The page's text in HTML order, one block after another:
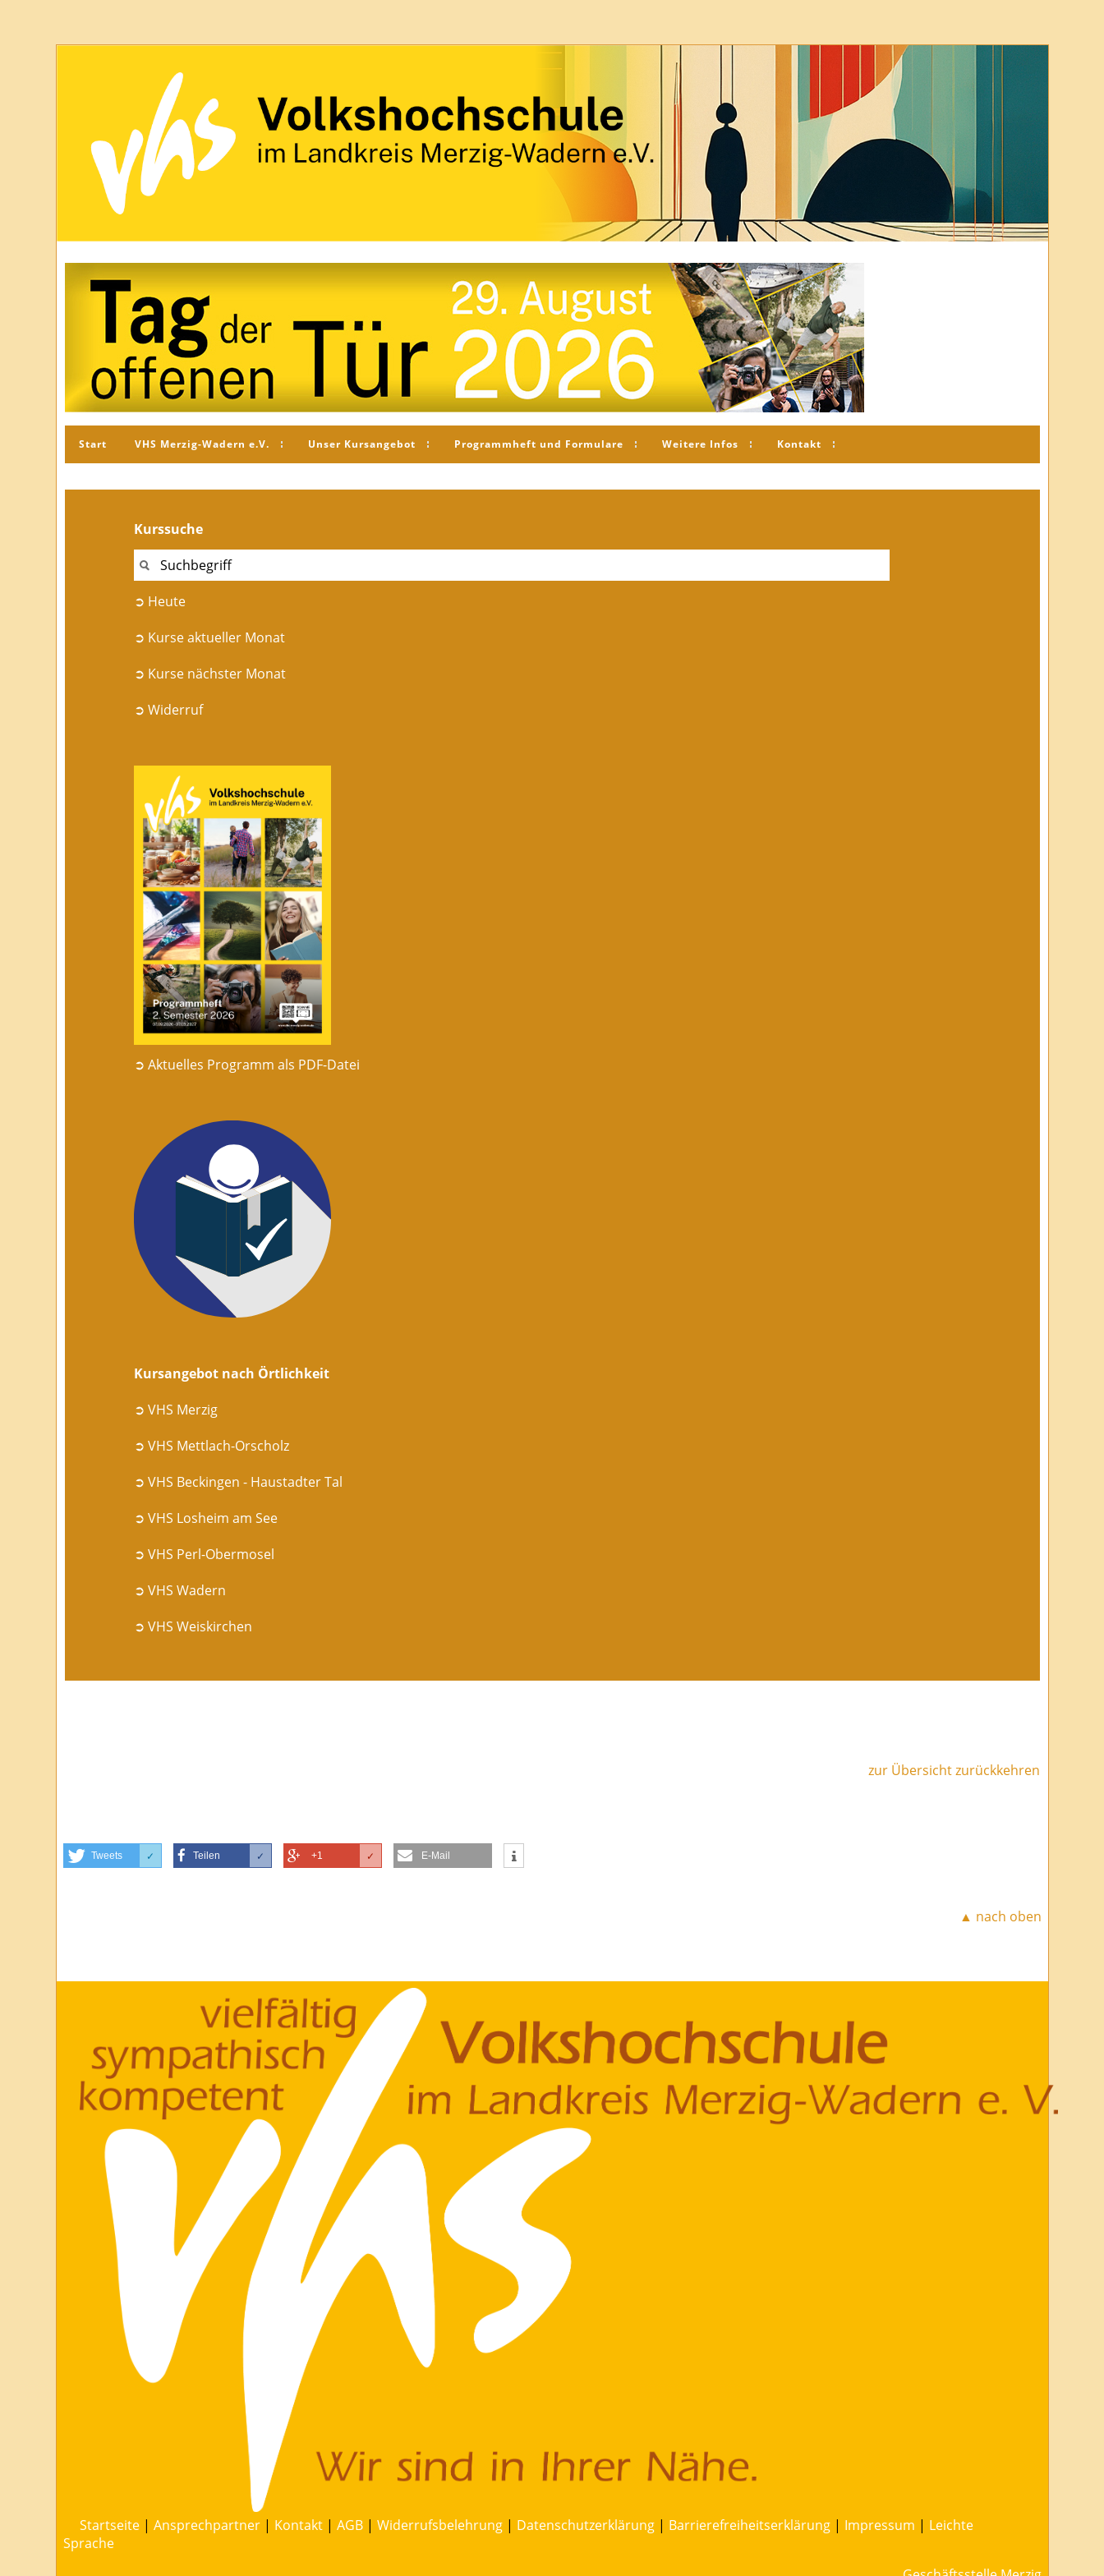
Start VHS Merzig-Wadern e.V. Unser Kursangebot Programmheft und Formulare Weitere Infos Kontakt
Kurssuche
➲ Heute
➲ Kurse aktueller Monat
➲ Kurse nächster Monat
➲ Widerruf
➲ Aktuelles Programm als PDF-Datei
Kursangebot nach Örtlichkeit
➲ VHS Merzig
➲ VHS Mettlach-Orscholz
➲ VHS Beckingen - Haustadter Tal
➲ VHS Losheim am See
➲ VHS Perl-Obermosel
➲ VHS Wadern
➲ VHS Weiskirchen
zur Übersicht zurückkehren
Tweets ✓ Teilen ✓ +1 ✓ E-Mail
▲ nach oben
Startseite| Ansprechpartner| Kontakt| AGB| Widerrufsbelehrung| Datenschutzerklärung| Barrierefreiheitserklärung| Impressum | Leichte
Sprache